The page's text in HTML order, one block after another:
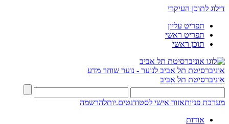
דילוג לתוכן העיקרי
תפריט עליון
תפריט ראשי
תוכן ראשי
אוניברסיטת תל אביב לנוער - נוער שוחר מדע
אוניברסיטת תל אביב
מערכת פניותאזור אישי לסטודנטים.יותלהרשמה
אודות